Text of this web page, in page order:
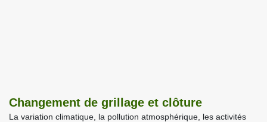
Changement de grillage et clôture
La variation climatique, la pollution atmosphérique, les activités